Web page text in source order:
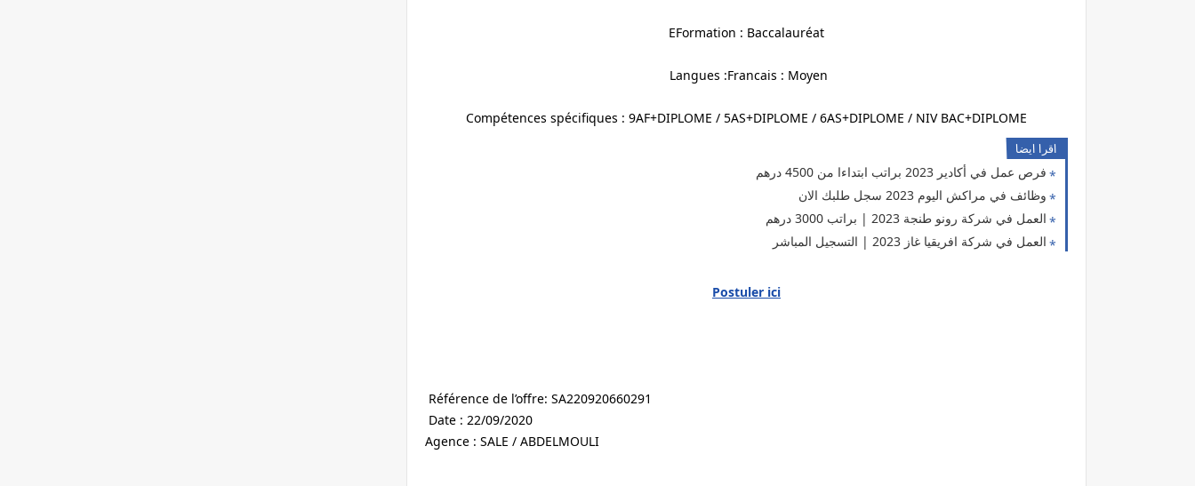
EFormation : Baccalauréat
Langues :Francais : Moyen
Compétences spécifiques : 9AF+DIPLOME / 5AS+DIPLOME / 6AS+DIPLOME / NIV BAC+DIPLOME
اقرا ايضا
فرص عمل في أكادير 2023 براتب ابتداءا من 4500 درهم
وظائف في مراكش اليوم 2023 سجل طلبك الان
العمل في شركة رونو طنجة 2023 | براتب 3000 درهم
العمل في شركة افريقيا غاز 2023 | التسجيل المباشر
Postuler ici
Référence de l’offre: SA220920660291
Date : 22/09/2020
Agence : SALE / ABDELMOULI